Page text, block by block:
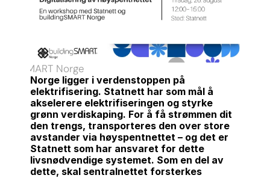
Norge
Norge ligger i verdenstoppen på
elektrifisering. Statnett har som mål å
akselerere elektrifiseringen og styrke
grønn verdiskaping. For å få strømmen dit
den trengs, transporteres den over store
avstander via høyspentnettet – og det er
Statnett som har ansvaret for dette
livsnødvendige systemet. Som en del av
dette, skal sentralnettet forsterkes